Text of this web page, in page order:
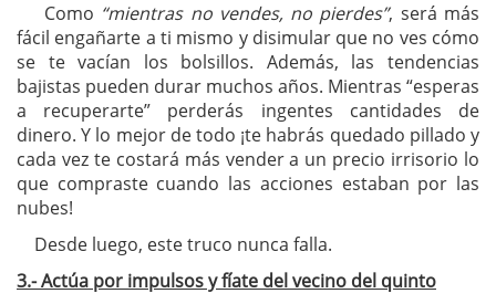
Como “mientras no vendes, no pierdes”, será más
fácil engañarte a ti mismo y disimular que no ves cómo
se te vacían los bolsillos. Además, las tendencias
bajistas pueden durar muchos años. Mientras “esperas
a recuperarte” perderás ingentes cantidades de
dinero. Y lo mejor de todo ¡te habrás quedado pillado y
cada vez te costará más vender a un precio irrisorio lo
que compraste cuando las acciones estaban por las
nubes!
Desde luego, este truco nunca falla.
3.- Actúa por impulsos y fíate del vecino del quinto